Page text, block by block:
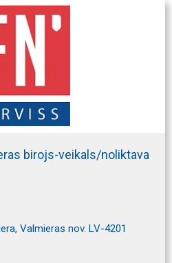
birojs-veikals/noliktava
Valmieras nov. LV-4201